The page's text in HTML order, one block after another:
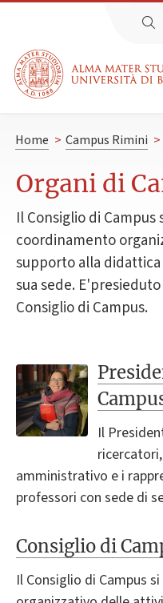
Home > Campus Rimini >
Organi di
Il Consiglio di Campus
coordinamento
supporto alla
sua sede.
Consiglio di Campus.
Il
amministrativo e i
professori con sede di
Consiglio di
Il Consiglio di Campus